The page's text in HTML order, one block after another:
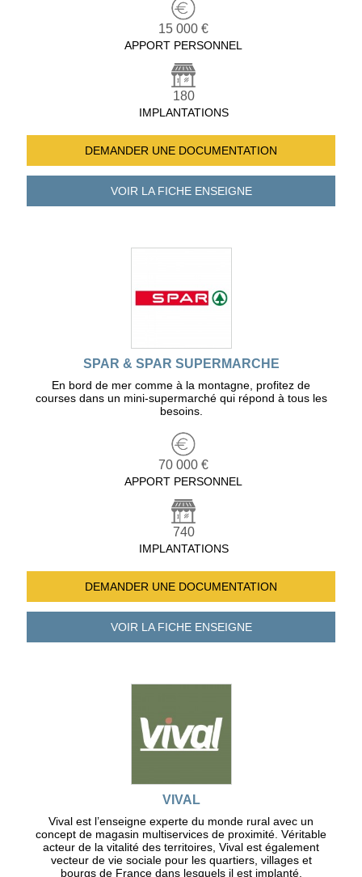
15 000 €
APPORT PERSONNEL
180
IMPLANTATIONS
DEMANDER UNE DOCUMENTATION
VOIR LA FICHEENSEIGNE
SPAR & SPAR SUPERMARCHE
En bord de mer comme à la montagne, profitez de
courses dans un mini-supermarché qui répond à tous les
besoins.
70 000 €
APPORT PERSONNEL
740
IMPLANTATIONS
DEMANDER UNE DOCUMENTATION
VOIR LA FICHEENSEIGNE
VIVAL
Vival est l’enseigne experte du monde rural avec un
concept de magasin multiservices de proximité. Véritable
acteur de la vitalité des territoires, Vival est également
vecteur de vie sociale pour les quartiers, villages et
bourgs de France dans lesquels il est implanté.